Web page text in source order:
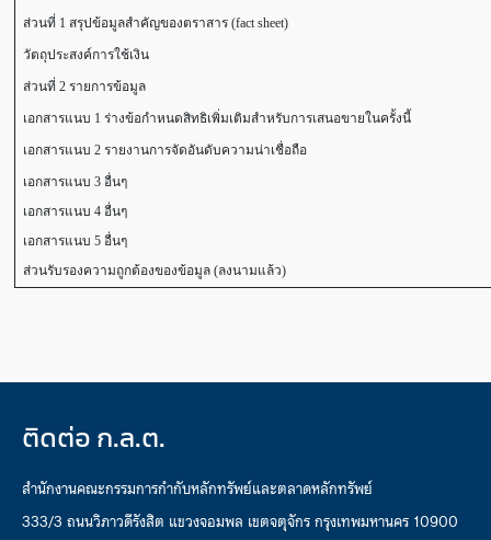
ส่วนที่ 1 สรุปข้อมูลสำคัญของตราสาร (fact sheet)
วัตถุประสงค์การใช้เงิน
ส่วนที่ 2 รายการข้อมูล
เอกสารแนบ 1 ร่างข้อกำหนดสิทธิเพิ่มเติมสำหรับการเสนอขายในครั้งนี้
เอกสารแนบ 2 รายงานการจัดอันดับความน่าเชื่อถือ
เอกสารแนบ 3 อื่นๆ
เอกสารแนบ 4 อื่นๆ
เอกสารแนบ 5 อื่นๆ
ส่วนรับรองความถูกต้องของข้อมูล (ลงนามแล้ว)
ติดต่อ ก.ล.ต.
สำนักงานคณะกรรมการกำกับหลักทรัพย์และตลาดหลักทรัพย์
333/3 ถนนวิภาวดีรังสิต แขวงจอมพล เขตจตุจักร กรุงเทพมหานคร 10900